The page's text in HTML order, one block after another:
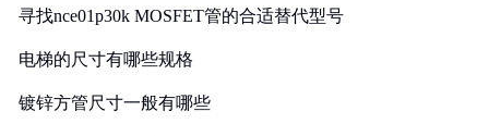
寻找nce01p30k MOSFET管的合适替代型号
电梯的尺寸有哪些规格
镀锌方管尺寸一般有哪些